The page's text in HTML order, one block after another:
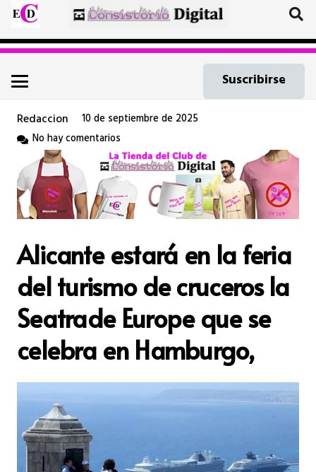
Suscribirse
Redaccion
10 de septiembre de 2025
No hay comentarios
Alicante estará en la feria
del turismo de cruceros la
Seatrade Europe que se
celebra en Hamburgo,